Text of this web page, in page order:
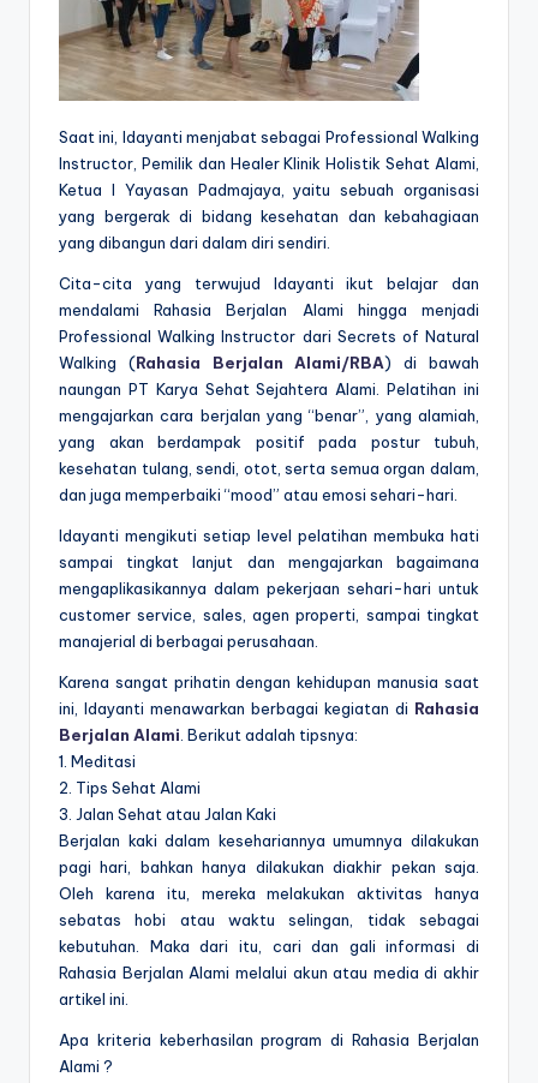
Saat ini, Idayanti menjabat sebagai Professional Walking
Instructor, Pemilik dan Healer Klinik Holistik Sehat Alami,
Ketua I Yayasan Padmajaya, yaitu sebuah organisasi
yang bergerak di bidang kesehatan dan kebahagiaan
yang dibangun dari dalam diri sendiri.
Cita-cita yang terwujud Idayanti ikut belajar dan
mendalami Rahasia Berjalan Alami hingga menjadi
Professional Walking Instructor dari Secrets of Natural
Walking (Rahasia Berjalan Alami/RBA) di bawah
naungan PT Karya Sehat Sejahtera Alami. Pelatihan ini
mengajarkan cara berjalan yang “benar”, yang alamiah,
yang akan berdampak positif pada postur tubuh,
kesehatan tulang, sendi, otot, serta semua organ dalam,
dan juga memperbaiki “mood” atau emosi sehari-hari.
Idayanti mengikuti setiap level pelatihan membuka hati
sampai tingkat lanjut dan mengajarkan bagaimana
mengaplikasikannya dalam pekerjaan sehari-hari untuk
customer service, sales, agen properti, sampai tingkat
manajerial di berbagai perusahaan.
Karena sangat prihatin dengan kehidupan manusia saat
ini, Idayanti menawarkan berbagai kegiatan di Rahasia
Berjalan Alami. Berikut adalah tipsnya:
1. Meditasi
2. Tips Sehat Alami
3. Jalan Sehat atau Jalan Kaki
Berjalan kaki dalam kesehariannya umumnya dilakukan
pagi hari, bahkan hanya dilakukan diakhir pekan saja.
Oleh karena itu, mereka melakukan aktivitas hanya
sebatas hobi atau waktu selingan, tidak sebagai
kebutuhan. Maka dari itu, cari dan gali informasi di
Rahasia Berjalan Alami melalui akun atau media di akhir
artikel ini.
Apa kriteria keberhasilan program di Rahasia Berjalan
Alami ?